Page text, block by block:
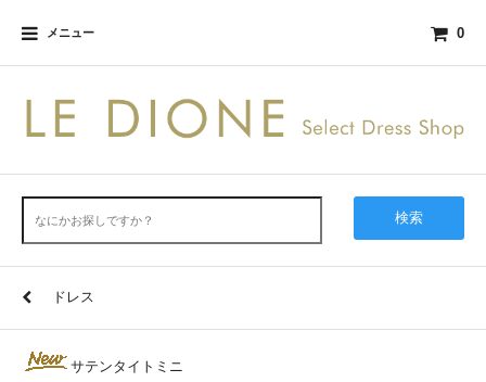
メニュー 0
検索
ドレス
サテンタイトミニ